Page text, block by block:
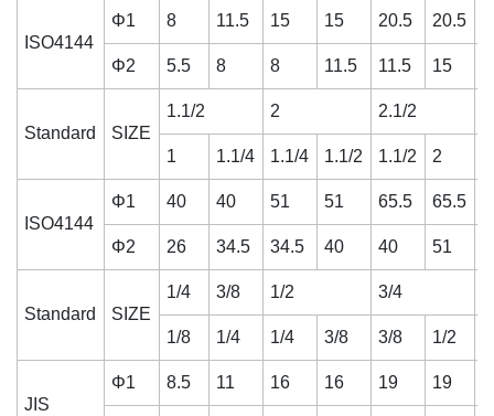
ISO4144
Φ1 8 11.5 15 15 20.5 20.5
Φ2 5.5 8 8 11.5 11.5 15
Standard SIZE
1.1/2 2 2.1/2
1 1.1/4 1.1/4 1.1/2 1.1/2 2
ISO4144
Φ1 40 40 51 51 65.5 65.5
Φ2 26 34.5 34.5 40 40 51
Standard SIZE
1/4 3/8 1/2 3/4
1/8 1/4 1/4 3/8 3/8 1/2
JIS
Φ1 8.5 11 16 16 19 19